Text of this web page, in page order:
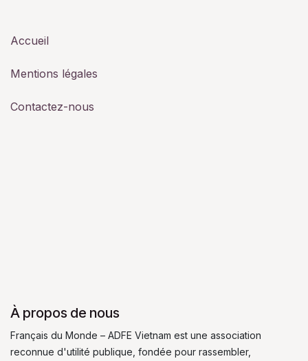
Accueil
Mentions légales
Contactez-nous
À propos de nous
Français du Monde – ADFE Vietnam est une association
reconnue d'utilité publique, fondée pour rassembler,